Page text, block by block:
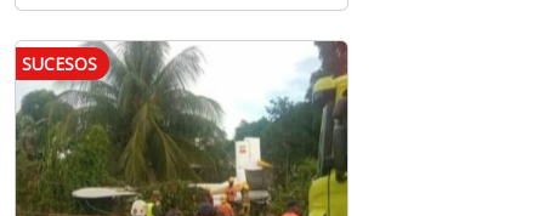
SUCESOS